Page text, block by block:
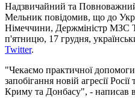
Надзвичайний та
Мельник повідомив, що до
Німеччини, Держміністр МЗС
п'ятницю, 17 грудня,
Twitter.
"Чекаємо практичної допомоги
запобігання новій агресії
Криму та Донбасу", - написав